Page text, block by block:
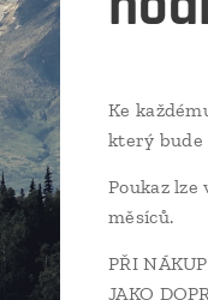
Ke
který bude
Poukaz lze
měsíců.
PŘI
JAKO